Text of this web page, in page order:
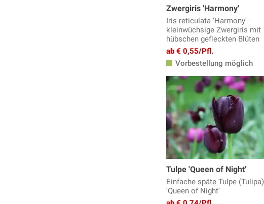
Zwergiris 'Harmony'
Iris reticulata 'Harmony' -
kleinwüchsige Zwergiris mit
hübschen gefleckten Blüten
ab € 0,55/Pfl.
Vorbestellung möglich
Tulpe 'Queen of Night'
Einfache späte Tulpe (Tulipa)
'Queen of Night'